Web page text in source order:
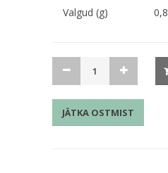
Valgud (g) 0,8
kogus
JÄTKA OSTMIST